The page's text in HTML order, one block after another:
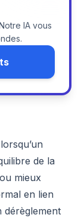
IA vous
de la
mieux
en lien
dérèglement